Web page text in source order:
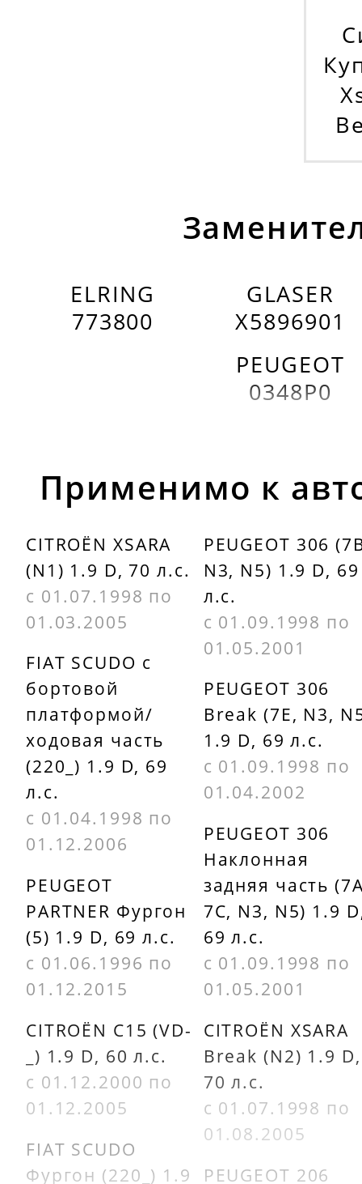
ELRING
773800
GLASER
X5896901
PEUGEOT
0348P0
Применимо к
CITROËN XSARA
(N1) 1.9 D, 70 л.с.
с 01.07.1998 по
01.03.2005
FIAT SCUDO c
бортовой
платформой/
ходовая часть
(220_) 1.9 D, 69
л.с.
с 01.04.1998 по
01.12.2006
PEUGEOT
PARTNER Фургон
(5) 1.9 D, 69 л.с.
с 01.06.1996 по
01.12.2015
CITROËN C15 (VD-
_) 1.9 D, 60 л.с.
с 01.12.2000 по
01.12.2005
FIAT SCUDO
Фургон (220_) 1.9
PEUGEOT 306
N3, N5) 1.9 D, 69
л.с.
с 01.09.1998 по
01.05.2001
PEUGEOT 306
Break (7E, N3,
1.9 D, 69 л.с.
с 01.09.1998 по
01.04.2002
PEUGEOT 306
Наклонная
задняя часть
7C, N3, N5) 1.9
69 л.с.
с 01.09.1998 по
01.05.2001
CITROËN XSARA
Break (N2) 1.9 D,
70 л.с.
с 01.07.1998 по
01.08.2005
PEUGEOT 206